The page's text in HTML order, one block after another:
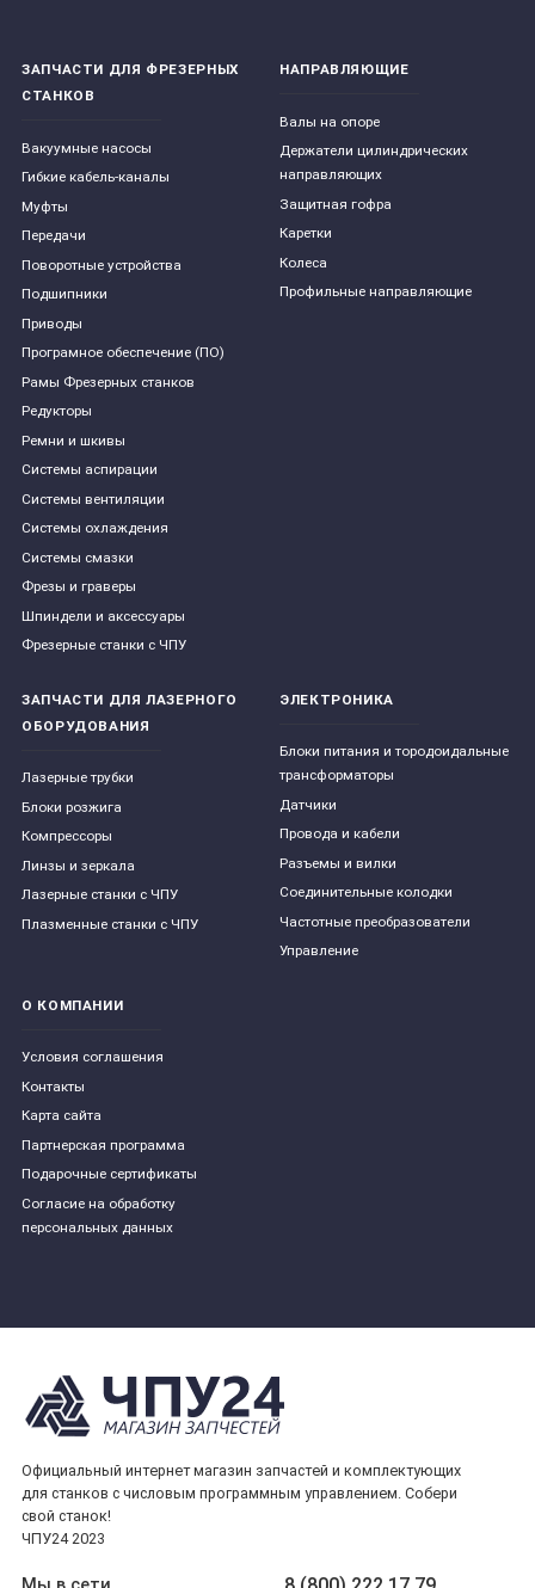
ЗАПЧАСТИ ДЛЯ ФРЕЗЕРНЫХ
СТАНКОВ
Вакуумные насосы
Гибкие кабель-каналы
Муфты
Передачи
Поворотные устройства
Подшипники
Приводы
Програмное обеспечение (ПО)
Рамы Фрезерных станков
Редукторы
Ремни и шкивы
Системы аспирации
Системы вентиляции
Системы охлаждения
Системы смазки
Фрезы и граверы
Шпиндели и аксессуары
Фрезерные станки с ЧПУ
НАПРАВЛЯЮЩИЕ
Валы на опоре
Держатели цилиндрических
направляющих
Защитная гофра
Каретки
Колеса
Профильные направляющие
ЗАПЧАСТИ ДЛЯ ЛАЗЕРНОГО
ОБОРУДОВАНИЯ
Лазерные трубки
Блоки розжига
Компрессоры
Линзы и зеркала
Лазерные станки с ЧПУ
Плазменные станки с ЧПУ
ЭЛЕКТРОНИКА
Блоки питания и тородоидальные
трансформаторы
Датчики
Провода и кабели
Разъемы и вилки
Соединительные колодки
Частотные преобразователи
Управление
О КОМПАНИИ
Условия соглашения
Контакты
Карта сайта
Партнерская программа
Подарочные сертификаты
Согласие на обработку
персональных данных
Официальный интернет магазин запчастей и комплектующих
для станков с числовым программным управлением. Собери
свой станок!
ЧПУ24 2023